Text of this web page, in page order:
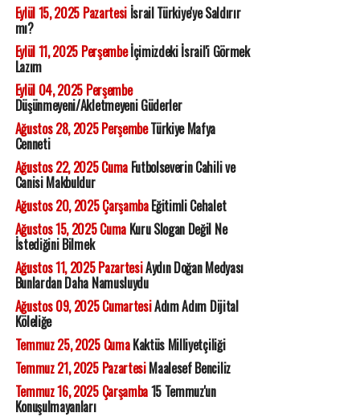
Eylül 15, 2025 Pazartesiİsrail Türkiye'ye Saldırır
mı?
Eylül 11, 2025 Perşembeİçimizdeki İsrail'i Görmek
Lazım
Eylül 04, 2025 Perşembe
Düşünmeyeni/Akletmeyeni Güderler
Ağustos 28, 2025 PerşembeTürkiye Mafya
Cenneti
Ağustos 22, 2025 CumaFutbolseverin Cahili ve
Canisi Makbuldur
Ağustos 20, 2025 ÇarşambaEğitimli Cehalet
Ağustos 15, 2025 CumaKuru Slogan Değil Ne
İstediğini Bilmek
Ağustos 11, 2025 PazartesiAydın Doğan Medyası
Bunlardan Daha Namusluydu
Ağustos 09, 2025 CumartesiAdım Adım Dijital
Köleliğe
Temmuz 25, 2025 CumaKaktüs Milliyetçiliği
Temmuz 21, 2025 PazartesiMaalesef Benciliz
Temmuz 16, 2025 Çarşamba15 Temmuz'un
Konuşulmayanları